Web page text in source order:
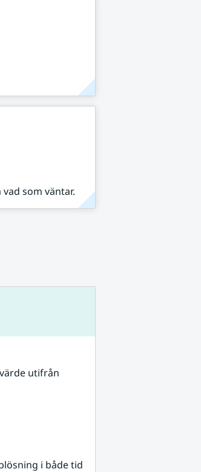
som väntar.
utifrån
i både tid